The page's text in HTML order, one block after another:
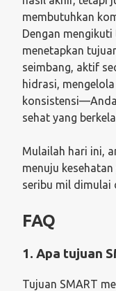
membutuhkan
Dengan
menetapkan
seimbang, aktif
hidrasi,
sehat yang
Mulailah hari ini,
menuju
seribu mil dimulai
FAQ
1. Apa tujuan
Tujuan SMART